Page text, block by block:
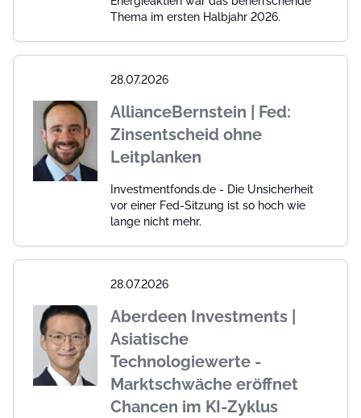
Thema im ersten Halbjahr 2026.
28.07.2026
AllianceBernstein | Fed:
Zinsentscheid ohne
Leitplanken
Investmentfonds.de - Die Unsicherheit
vor einer Fed-Sitzung ist so hoch wie
lange nicht mehr.
28.07.2026
Aberdeen Investments |
Asiatische
Technologiewerte -
Marktschwäche eröffnet
Chancen im KI-Zyklus